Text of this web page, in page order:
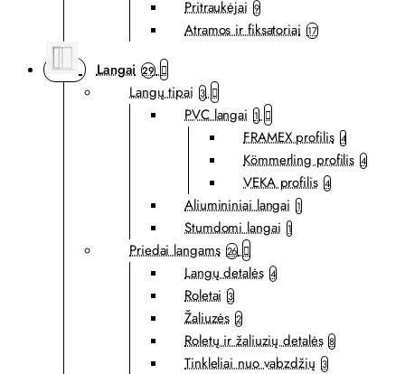
Pritraukėjai 9
Atramos ir fiksatoriai 17
Langai 29
Langų tipai 3
PVC langai 1
FRAMEX profilis 4
Kömmerling profilis 4
VEKA profilis 4
Aliumininiai langai 1
Stumdomi langai 1
Priedai langams 26
Langų detalės 4
Roletai 3
Žaliuzės 2
Roletų ir žaliuzių detalės 8
Tinkleliai nuo vabzdžių 3